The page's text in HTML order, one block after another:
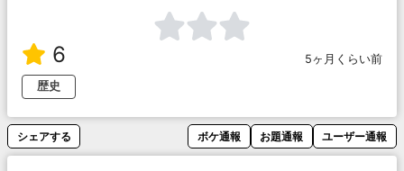
6
5ヶ月くらい前
歴史
シェアする ボケ通報 お題通報 ユーザー通報